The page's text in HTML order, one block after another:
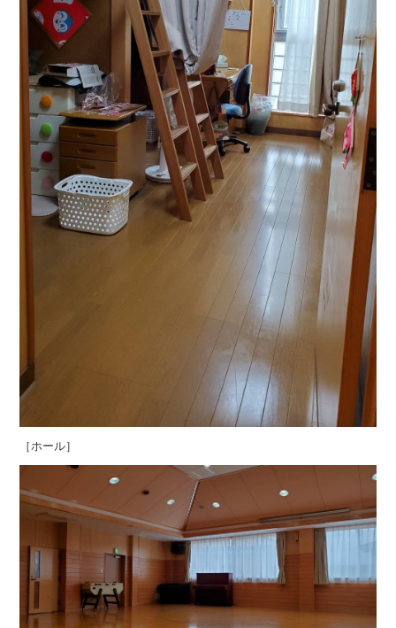
［ホール］